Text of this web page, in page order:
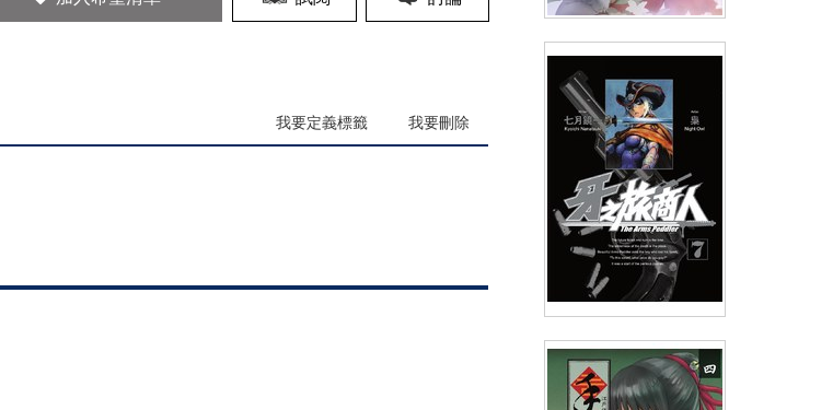
我要定義標籤 我要刪除
NT$200 90折 NT$180
牙之旅商人-The Arms
Peddler(07)
NT$130 90折 NT$117 USD3.88)